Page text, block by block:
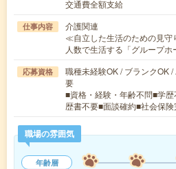
交通費全額支給
仕事内容
介護関連
≪自立した生活のための見
人数で生活する「グループ
応募資格
職種未経験OK / ブランクOK
要
■資格・経験・年齢不問■学
歴書不要■面談確約■社会保
職場の雰囲気
年齢層